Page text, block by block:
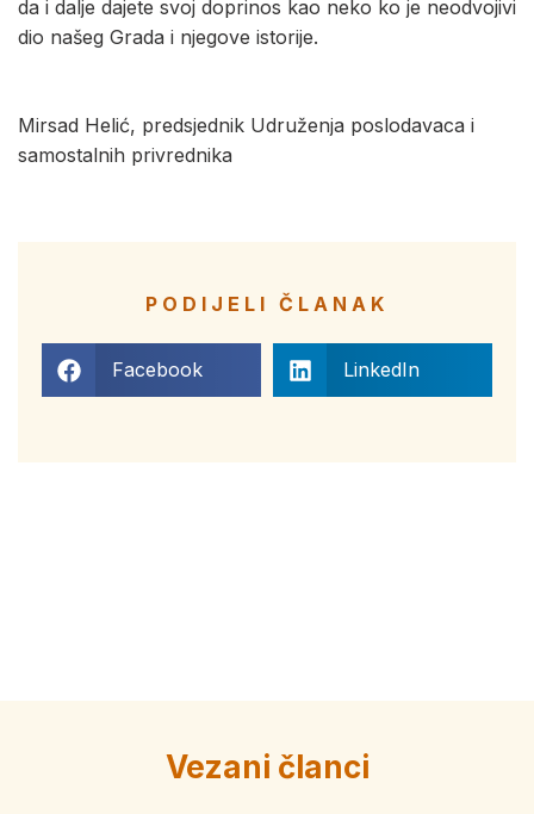
da i dalje dajete svoj doprinos kao neko ko je neodvojivi
dio našeg Grada i njegove istorije.
Mirsad Helić, predsjednik Udruženja poslodavaca i
samostalnih privrednika
PODIJELI ČLANAK
Facebook LinkedIn
Vezani članci